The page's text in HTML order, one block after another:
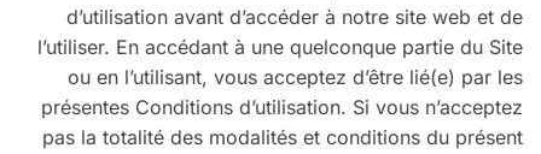
d’utilisation avant d’accéder à notre site web et de
l’utiliser. En accédant à une quelconque partie du Site
ou en l’utilisant, vous acceptez d’être lié(e) par les
présentes Conditions d’utilisation. Si vous n’acceptez
pas la totalité des modalités et conditions du présent